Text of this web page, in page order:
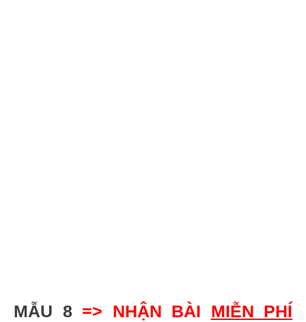
MẪU 8 => NHẬN BÀI MIỄN PHÍ